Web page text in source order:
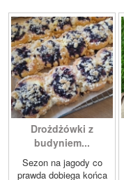
Drożdżówki z
budyniem...
Sezon na jagody co
prawda dobiega końca